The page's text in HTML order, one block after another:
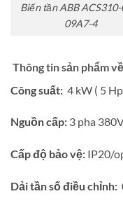
Biến tần ABB ACS310-
09A7-4
Thông tin sản phẩm về
Công suất: 4 kW ( 5
Nguồn cấp: 3 pha
Cấp độ bảo vệ: IP20/
Dải tần số điều chỉnh: